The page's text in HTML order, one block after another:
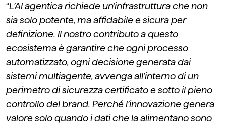
“L’AIagentica richiede un’infrastruttura che non
sia solo potente, ma affidabile e sicura per
definizione. Il nostro contributo a questo
ecosistema è garantire che ogni processo
automatizzato, ogni decisione generata dai
sistemimultiagente, avvenga all’interno di un
perimetro di sicurezza certificato e sotto il pieno
controllo del brand. Perché l’innovazione genera
valore solo quando i dati che la alimentano sono